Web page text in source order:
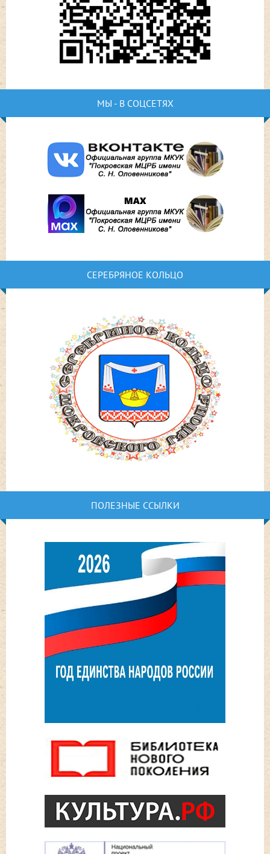
МЫ - В СОЦСЕТЯХ
СЕРЕБРЯНОЕ КОЛЬЦО
ПОЛЕЗНЫЕ ССЫЛКИ